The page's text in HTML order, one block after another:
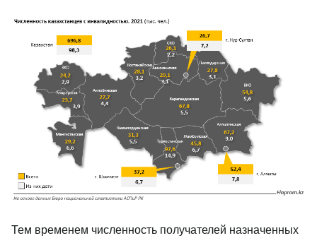
Тем временем численность получателей назначенных